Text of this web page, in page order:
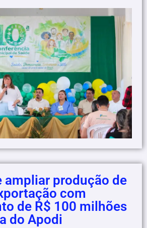
ampliar produção de
com
de R$ 100 milhões
do Apodi